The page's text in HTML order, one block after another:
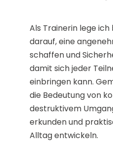
Als Trainerin lege
darauf, eine
schaffen und
damit sich jeder
einbringen kann.
die Bedeutung von
destruktivem
erkunden und
Alltag entwickeln.